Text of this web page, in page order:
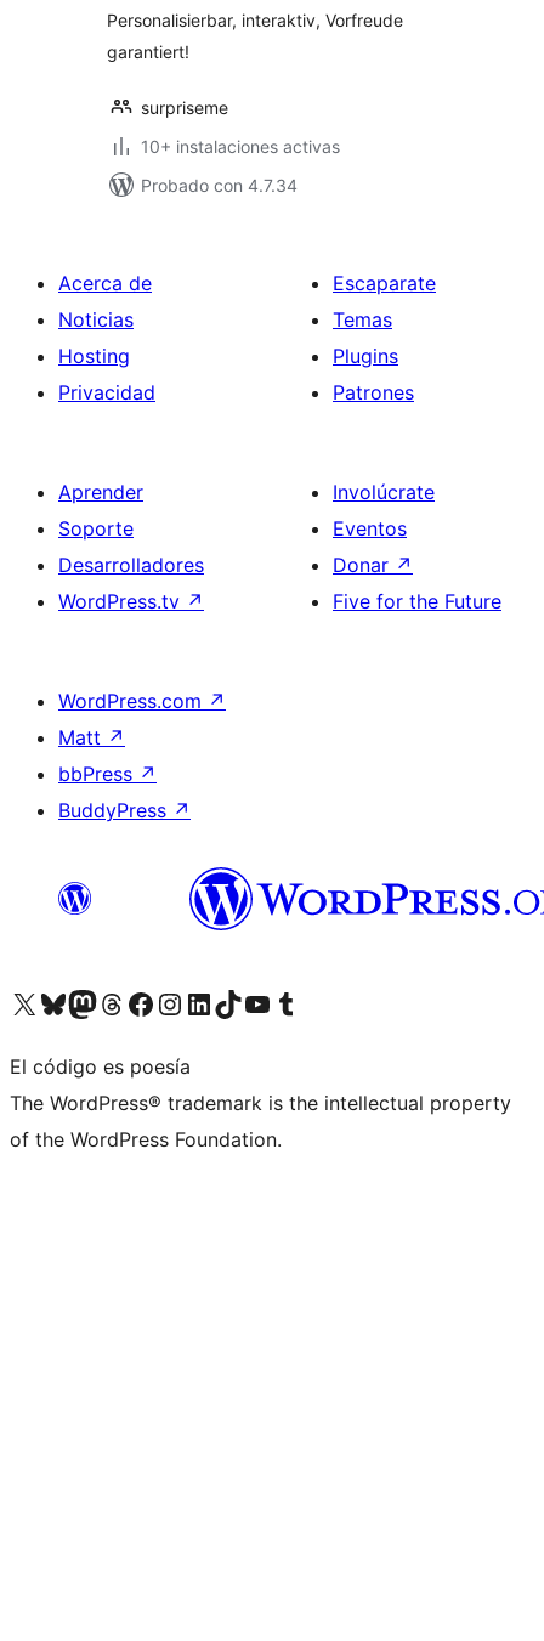
Personalisierbar, interaktiv, Vorfreude
garantiert!
surpriseme
10+ instalaciones activas
Probado con 4.7.34
Acerca de
Noticias
Hosting
Privacidad
Escaparate
Temas
Plugins
Patrones
Aprender
Soporte
Desarrolladores
WordPress.tv ↗
Involúcrate
Eventos
Donar ↗
Five for the Future
WordPress.com ↗
Matt ↗
bbPress ↗
BuddyPress ↗
Visita nuestra cuenta de X (anteriormente Twitter)
Visita nuestra cuenta de Bluesky
Visita nuestra cuenta de Mastodon
Visita nuestra cuenta de Threads
Visita nuestra página de Facebook
Visita nuestra cuenta de Instagram
Visita nuestra cuenta de LinkedIn
Visita nuestra cuenta de TikTok
Visita nuestro canal de YouTube
Visita nuestra cuenta de Tumblr
El código es poesía
The WordPress® trademark is the intellectual property
of the WordPress Foundation.